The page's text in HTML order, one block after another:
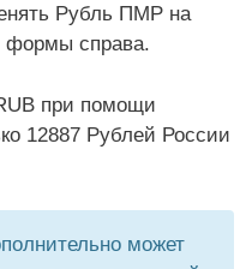
Рубль ПМР на
справа.
при помощи
12887 Рублей России
может